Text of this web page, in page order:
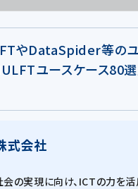
やDataSpider等の
ユースケース80選
式会社
の実現に向け、ICTの力を活